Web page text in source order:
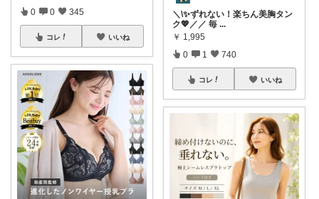
0 0 345
コレ いいね
＼\✨ずれない！楽ちん美胸タン
ク💖／／ 毎 ...
￥ 1,995
0 1 740
コレ いいね